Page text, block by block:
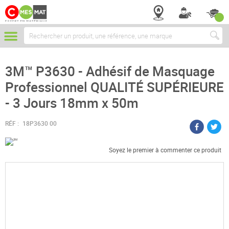
Chercher
3M™ P3630 - Adhésif de Masquage
Professionnel QUALITÉ SUPÉRIEURE
- 3 Jours 18mm x 50m
RÉF : 18P3630 00
Soyez le premier à commenter ce produit
Passer